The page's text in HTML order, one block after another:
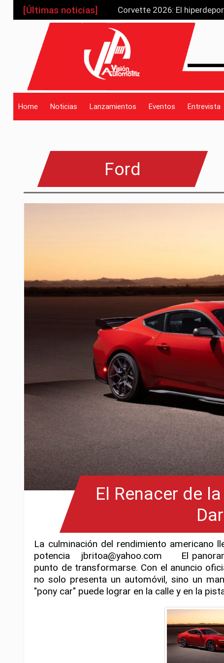
[Últimas noticias]
Corvette 2026: El
Toyota RAV4 PHEV 2026:
Nissan acelera con IA y
El Renacer de la Leyenda:
El Alfa Romeo Duetto
Home Noticias Lanzamientos Eventos Entrevista
Ford
El Renacer de
La culminación del rendimiento americano
potencia jbritoa@yahoo.com El
punto de transformarse. Con el anuncio
no solo presenta un automóvil, sino un
"pony car" puede lograr en la calle y en la